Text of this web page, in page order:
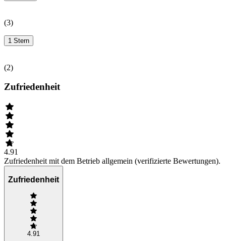
(3)
1 Stern
(2)
Zufriedenheit
4.91
Zufriedenheit mit dem Betrieb allgemein (verifizierte Bewertungen).
Zufriedenheit
4.91